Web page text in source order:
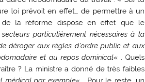
loi prévoit en effet… de permettre à un
de la réforme dispose en effet que le
particulièrement nécessaires à la
déroger aux règles d’ordre public et aux
et au repos dominical« . Quels
? La ministre a donné de très faibles